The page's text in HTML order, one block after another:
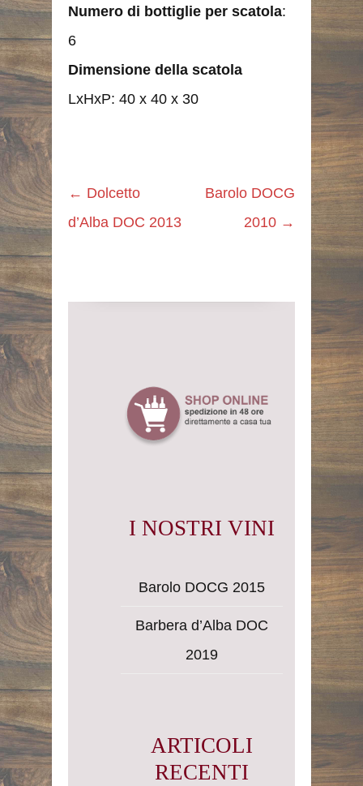
Numero di bottiglie per scatola:
6
Dimensione della scatola
LxHxP: 40 x 40 x 30
← Dolcetto
d’Alba DOC 2013
Barolo DOCG
2010 →
I NOSTRI VINI
Barolo DOCG 2015
Barbera d’Alba DOC
2019
ARTICOLI
RECENTI